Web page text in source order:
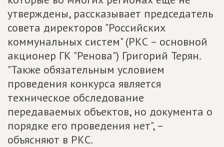
утверждены, рассказывает председатель
совета директоров "Российских
коммунальных систем" (РКС – основной
акционер ГК "Ренова") Григорий Терян.
"Также обязательным условием
проведения конкурса является
техническое обследование
передаваемых объектов, но документа о
порядке его проведения нет", –
объясняют в РКС.